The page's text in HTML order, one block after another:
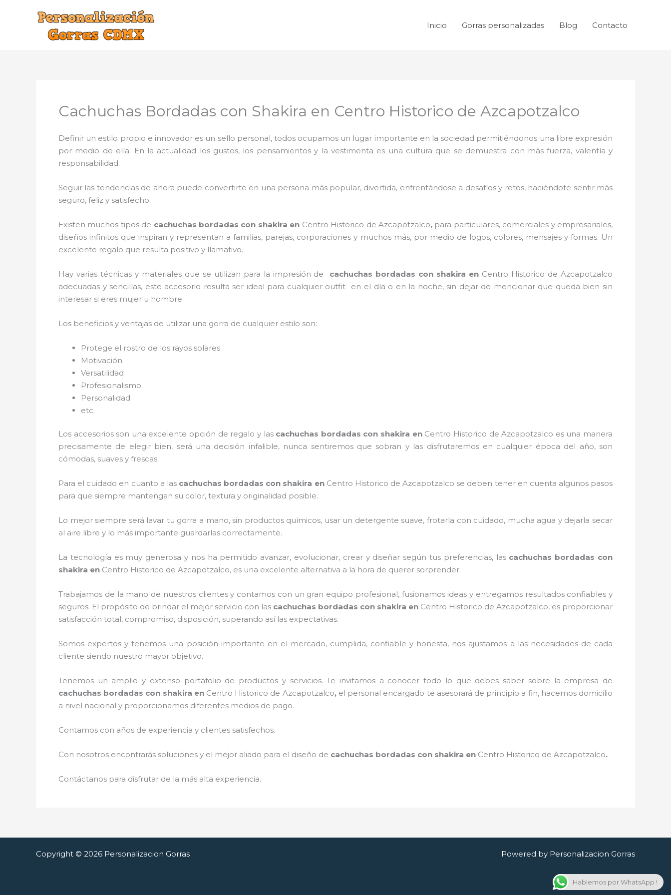
Inicio Gorras personalizadas Blog Contacto
Cachuchas Bordadas con Shakira en Centro Historico de Azcapotzalco
Definir un estilo propio e innovador es un sello personal, todos ocupamos un lugar importante en la sociedad permitiéndonos una libre expresión
por medio de ella. En la actualidad los gustos, los pensamientos y la vestimenta es una cultura que se demuestra con más fuerza, valentía y
responsabilidad.
Seguir las tendencias de ahora puede convertirte en una persona más popular, divertida, enfrentándose a desafíos y retos, haciéndote sentir más
seguro, feliz y satisfecho.
Existen muchos tipos de cachuchas bordadas con shakira en Centro Historico de Azcapotzalco, para particulares, comerciales y empresariales,
diseños infinitos que inspiran y representan a familias, parejas, corporaciones y muchos más, por medio de logos, colores, mensajes y formas. Un
excelente regalo que resulta positivo y llamativo.
Hay varias técnicas y materiales que se utilizan para la impresión de cachuchas bordadas con shakira en Centro Historico de Azcapotzalco
adecuadas y sencillas, este accesorio resulta ser ideal para cualquier outfit en el día o en la noche, sin dejar de mencionar que queda bien sin
interesar si eres mujer u hombre.
Los beneficios y ventajas de utilizar una gorra de cualquier estilo son:
Protege el rostro de los rayos solares
Motivación
Versatilidad
Profesionalismo
Personalidad
etc.
Los accesorios son una excelente opción de regalo y las cachuchas bordadas con shakira en Centro Historico de Azcapotzalco es una manera
precisamente de elegir bien, será una decisión infalible, nunca sentiremos que sobran y las disfrutaremos en cualquier época del año, son
cómodas, suaves y frescas.
Para el cuidado en cuanto a las cachuchas bordadas con shakira en Centro Historico de Azcapotzalco se deben tener en cuenta algunos pasos
para que siempre mantengan su color, textura y originalidad posible.
Lo mejor siempre será lavar tu gorra a mano, sin productos químicos, usar un detergente suave, frotarla con cuidado, mucha agua y dejarla secar
al aire libre y lo más importante guardarlas correctamente.
La tecnología es muy generosa y nos ha permitido avanzar, evolucionar, crear y diseñar según tus preferencias, las cachuchas bordadas con
shakira en Centro Historico de Azcapotzalco, es una excelente alternativa a la hora de querer sorprender.
Trabajamos de la mano de nuestros clientes y contamos con un gran equipo profesional, fusionamos ideas y entregamos resultados confiables y
seguros. El propósito de brindar el mejor servicio con las cachuchas bordadas con shakira en Centro Historico de Azcapotzalco, es proporcionar
satisfacción total, compromiso, disposición, superando así las expectativas.
Somos expertos y tenemos una posición importante en el mercado, cumplida, confiable y honesta, nos ajustamos a las necesidades de cada
cliente siendo nuestro mayor objetivo.
Tenemos un amplio y extenso portafolio de productos y servicios. Te invitamos a conocer todo lo que debes saber sobre la empresa de
cachuchas bordadas con shakira en Centro Historico de Azcapotzalco, el personal encargado te asesorará de principio a fin, hacemos domicilio
a nivel nacional y proporcionamos diferentes medios de pago.
Contamos con años de experiencia y clientes satisfechos.
Con nosotros encontrarás soluciones y el mejor aliado para el diseño de cachuchas bordadas con shakira en Centro Historico de Azcapotzalco.
Contáctanos para disfrutar de la más alta experiencia.
Copyright © 2026 Personalizacion Gorras Powered by Personalizacion Gorras
Hablemos por WhatsApp !